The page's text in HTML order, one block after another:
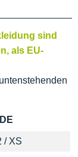
sind
als EU-
DE
/ XS